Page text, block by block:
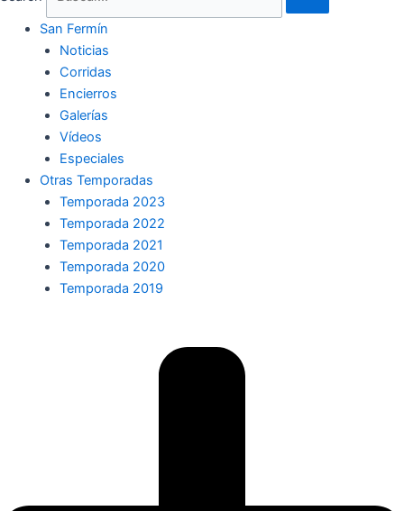
San Fermín
Noticias
Corridas
Encierros
Galerías
Vídeos
Especiales
Otras Temporadas
Temporada 2023
Temporada 2022
Temporada 2021
Temporada 2020
Temporada 2019